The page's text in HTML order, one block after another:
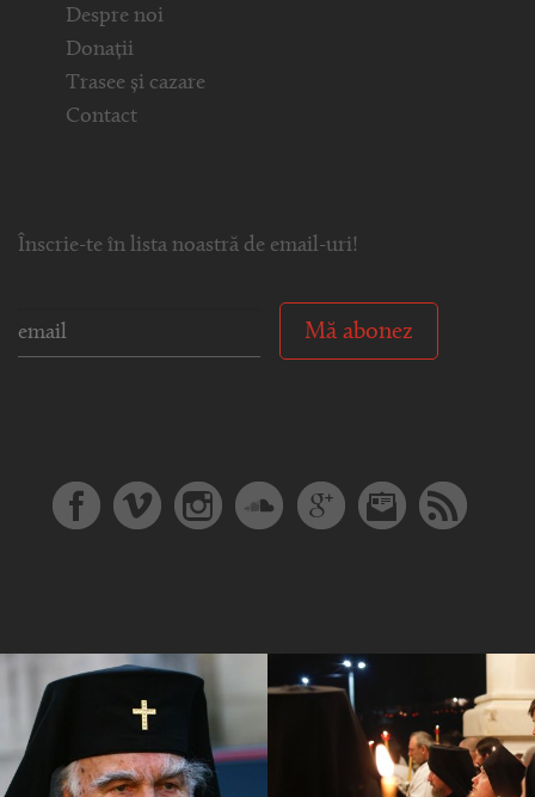
Despre noi
Donații
Trasee și cazare
Contact
Înscrie-te în lista noastră de email-uri!
Mă abonez